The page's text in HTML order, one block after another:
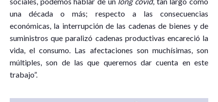
una década o más; respecto a las consecuencias
económicas, la interrupción de las cadenas de bienes y de
suministros que paralizó cadenas productivas encareció la
vida, el consumo. Las afectaciones son muchísimas, son
múltiples, son de las que queremos dar cuenta en este
trabajo”.